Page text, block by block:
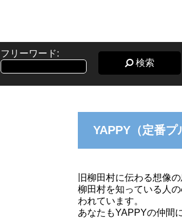
フリーワード:
検索
YAPPY（定番プ
旧柳田村に伝わる想像
柳田村を知っている人
われています。
あなたもYAPPYの仲間